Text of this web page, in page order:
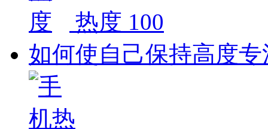
热度 100
如何使自己保持高度